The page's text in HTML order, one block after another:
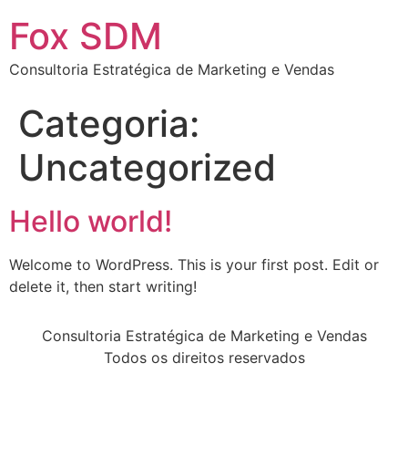
Fox SDM
Consultoria Estratégica de Marketing e Vendas
Categoria:
Uncategorized
Hello world!
Welcome to WordPress. This is your first post. Edit or
delete it, then start writing!
Consultoria Estratégica de Marketing e Vendas
Todos os direitos reservados